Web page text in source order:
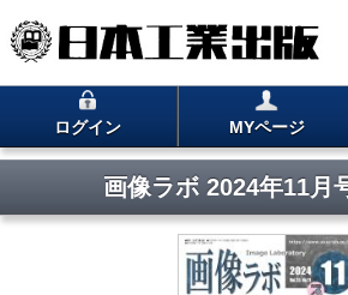
ログイン MYページ
画像ラボ 2024年11月